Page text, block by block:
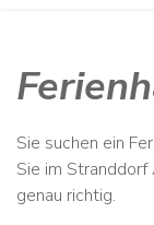
Sie suchen ein
Sie im
genau richtig.